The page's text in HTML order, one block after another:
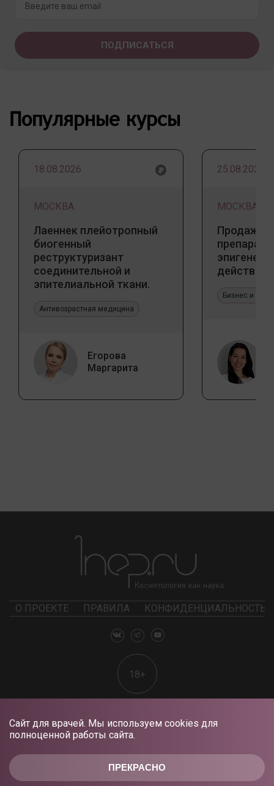
ПРЕКРАСНО
Сайт для врачей. Мы используем cookies для
полноценной работы сайта.
Популярные курсы
18.08.2026
МОСКВА
Лаеннек плейотропный
биогенный
реструктуризант
соединительной и
эпителиальной ткани.
эстетической медицине
Антивозрастная медицина
Егорова
Маргарита
25.08.2026
МОСКВА
Продажа
действия
Бизнес и
О ПРОЕКТЕ ПРАВИЛА КОНФИДЕНЦИАЛЬНОСТЬ
18+